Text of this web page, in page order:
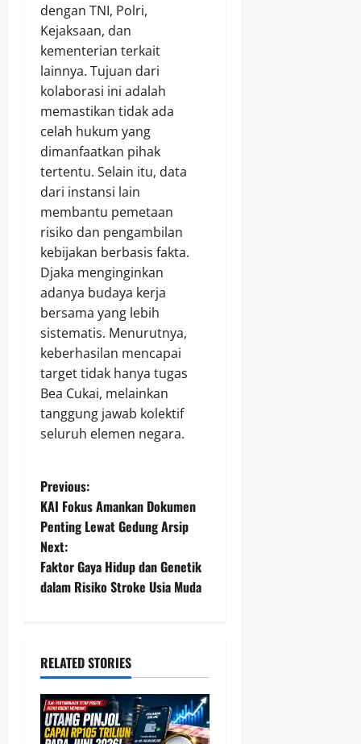
dengan TNI, Polri,
Kejaksaan, dan
kementerian terkait
lainnya. Tujuan dari
kolaborasi ini adalah
memastikan tidak ada
celah hukum yang
dimanfaatkan pihak
tertentu. Selain itu, data
dari instansi lain
membantu pemetaan
risiko dan pengambilan
kebijakan berbasis fakta.
Djaka menginginkan
adanya budaya kerja
bersama yang lebih
sistematis. Menurutnya,
keberhasilan mencapai
target tidak hanya tugas
Bea Cukai, melainkan
tanggung jawab kolektif
seluruh elemen negara.
P
o
s
t
a
v
i
Previous:
KAI Fokus Amankan Dokumen
Penting Lewat Gedung Arsip
Next:
Faktor Gaya Hidup dan Genetik
dalam Risiko Stroke Usia Muda
RELATED STORIES